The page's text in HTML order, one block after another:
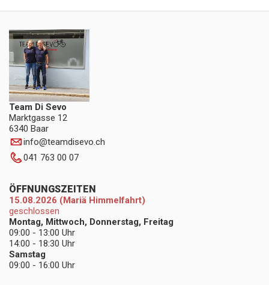
Team Di Sevo
Marktgasse 12
6340 Baar
info@teamdisevo.ch
041 763 00 07
ÖFFNUNGSZEITEN
15.08.2026 (Mariä Himmelfahrt)
geschlossen
Montag, Mittwoch, Donnerstag, Freitag
09:00 - 13:00 Uhr
14:00 - 18:30 Uhr
Samstag
09:00 - 16:00 Uhr